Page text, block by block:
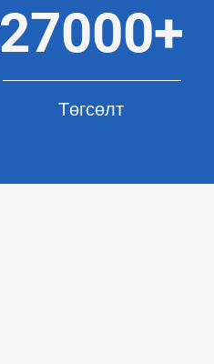
27000+
Төгсөлт